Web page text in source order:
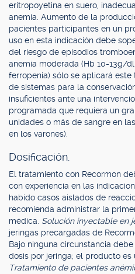
eritropoyetina en suero,
anemia. Aumento de la
pacientes participantes en un
uso en esta indicación debe
del riesgo de episodios
anemia moderada (Hb 10-13g/
ferropenia) sólo se aplicará
de sistemas para la
insuficientes ante una
programada que requiera un
unidades o más de sangre en
en los varones).
Dosificación.
El tratamiento con Recormon
con experiencia en las
habido casos aislados de
recomienda administrar la
médica. Solución inyectable en
jeringas precargadas de
Bajo ninguna circunstancia
dosis por jeringa; el producto es
Tratamiento de pacientes